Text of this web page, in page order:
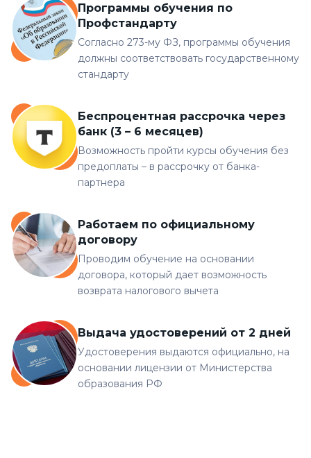
Программы обучения по
Профстандарту
Согласно 273-му ФЗ, программы обучения
должны соответствовать государственному
стандарту
Беспроцентная рассрочка через
банк (3 – 6 месяцев)
Возможность пройти курсы обучения без
предоплаты – в рассрочку от банка-
партнера
Работаем по официальному
договору
Проводим обучение на основании
договора, который дает возможность
возврата налогового вычета
Выдача удостоверений от 2 дней
Удостоверения выдаются официально, на
основании лицензии от Министерства
образования РФ